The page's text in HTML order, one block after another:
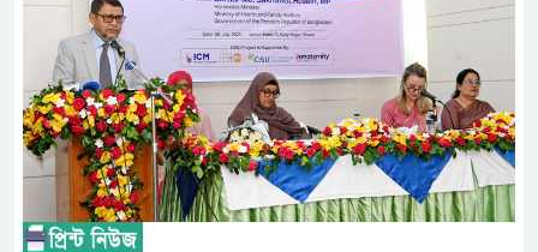
গুরুত্বপূর্ণ ভূমিকা রাখছে: ওয়াসি আজম
আন্তর্জাতিক মানের প্যারা ক্রীড়া
নিয়েছে সরকার
নদী দূষণ রোধে সমন্বিত পদক্ষেপ
নেই : প্রধানমন্ত্রী